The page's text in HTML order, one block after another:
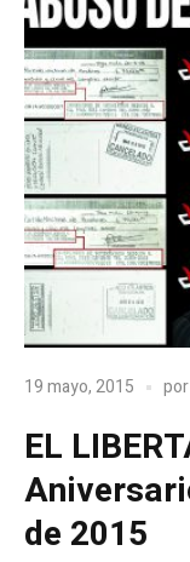
19 mayo, 2015 por
EL
de 2015